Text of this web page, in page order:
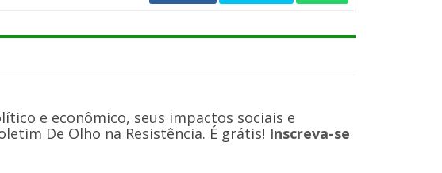
e econômico, seus impactos sociais e
De Olho na Resistência. É grátis! Inscreva-se